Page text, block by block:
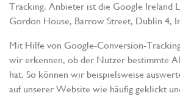
Tracking. Anbieter ist die Google Ireland
Gordon House, Barrow Street, Dublin 4,
Mit Hilfe von Google-Conversion-
wir erkennen, ob der Nutzer bestimmte
hat. So können wir beispielsweise
auf unserer Website wie häufig geklickt